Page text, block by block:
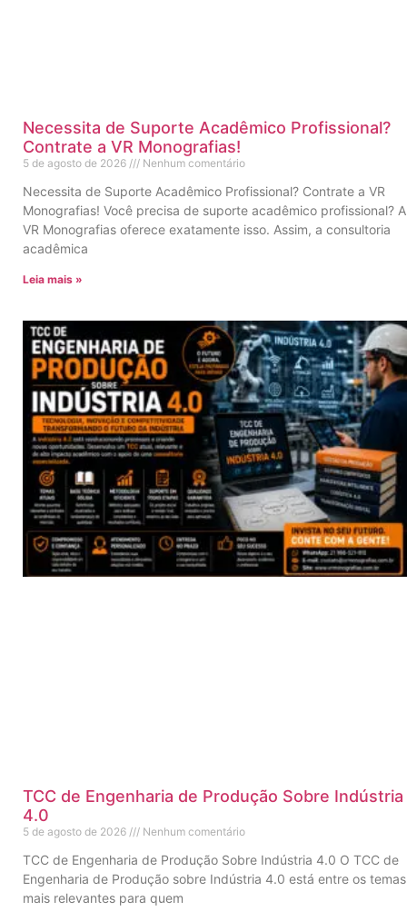
Necessita de Suporte Acadêmico Profissional?
Contrate a VR Monografias!
5 de agosto de 2026 Nenhum comentário
Necessita de Suporte Acadêmico Profissional? Contrate a VR
Monografias! Você precisa de suporte acadêmico profissional? A
VR Monografias oferece exatamente isso. Assim, a consultoria
acadêmica
Leia mais »
TCC de Engenharia de Produção Sobre Indústria
4.0
5 de agosto de 2026 Nenhum comentário
TCC de Engenharia de Produção Sobre Indústria 4.0 O TCC de
Engenharia de Produção sobre Indústria 4.0 está entre os temas
mais relevantes para quem